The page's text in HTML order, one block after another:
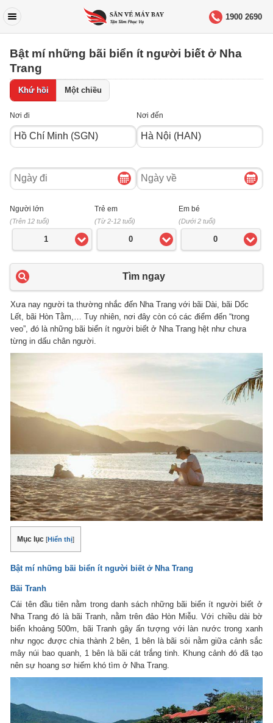
1900 2690
Bật mí những bãi biển ít người biết ở Nha
Trang
Khứ hồi Một chiều
Nơi đi Nơi đến
Ngày
đi
Ngày
về
Người lớn
(Trên 12 tuổi)
1
Trẻ em
(Từ 2-12 tuổi)
0
Em bé
(Dưới 2 tuổi)
0
Tìm ngay
Xưa nay người ta thường nhắc đến Nha Trang với bãi Dài, bãi Dốc
Lết, bãi Hòn Tằm,… Tuy nhiên, nơi đây còn có các điểm đến “trong
veo”, đó là những bãi biển ít người biết ở Nha Trang hệt như chưa
từng in dấu chân người.
Mục lục [Hiển thị]
Bật mí những bãi biển ít người biết ở Nha Trang
Bãi Tranh
Cái tên đầu tiên nằm trong danh sách những bãi biển ít người biết ở
Nha Trang đó là bãi Tranh, nằm trên đảo Hòn Miễu. Với chiều dài bờ
biển khoảng 500m, bãi Tranh gây ấn tượng với làn nước trong xanh
như ngọc được chia thành 2 bên, 1 bên là bãi sỏi nằm giữa cảnh sắc
mây núi bao quanh, 1 bên là bãi cát trắng tinh. Khung cảnh đó đã tạo
nên sự hoang sơ hiếm khó tìm ở Nha Trang.